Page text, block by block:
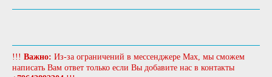
!!! Важно: Из-за ограничений в мессенджере Max, мы сможем
написать Вам ответ только если Вы добавите нас в контакты